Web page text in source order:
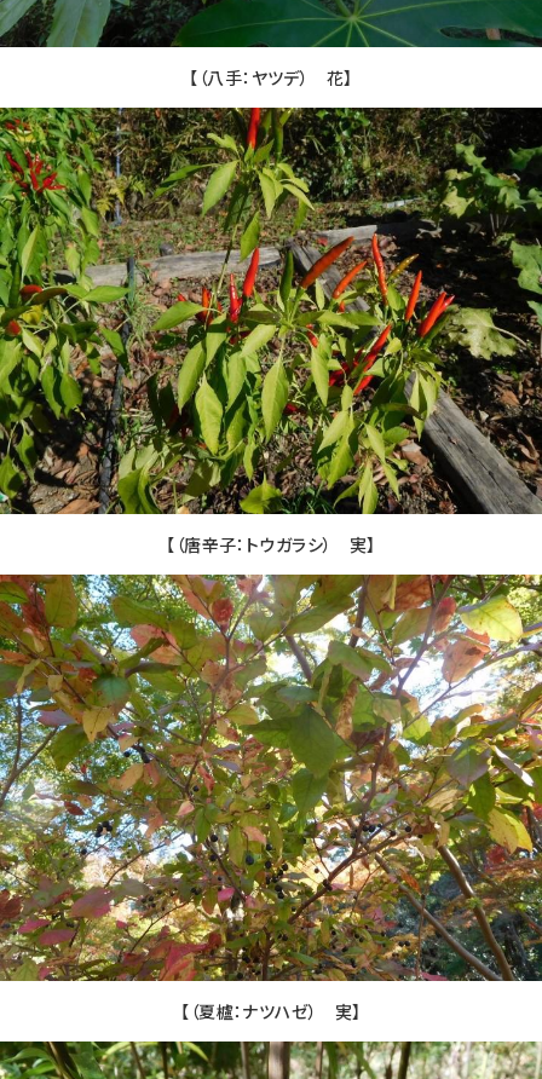
【（八手：ヤツデ） 花】
【（唐辛子：トウガラシ） 実】
【（夏櫨：ナツハゼ） 実】